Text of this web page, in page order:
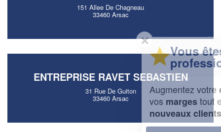
151 Allee De Chagneau
33460 Arsac
ENTREPRISE RAVET SEBASTIEN
31 Rue De Guiton
33460 Arsac
✕
Vous êtes un
professionnel ?
Augmentez votrechiffre d'affaireset
margestout en gagnant de